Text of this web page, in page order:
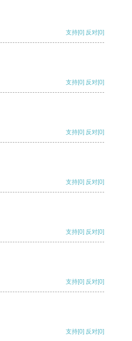
支持[0] 反对[0]
支持[0] 反对[0]
支持[0] 反对[0]
支持[0] 反对[0]
支持[0] 反对[0]
支持[0] 反对[0]
支持[0] 反对[0]